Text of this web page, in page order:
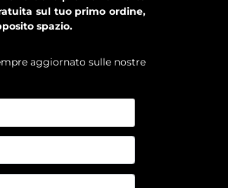
sul tuo primo ordine,
spazio.
aggiornato sulle nostre